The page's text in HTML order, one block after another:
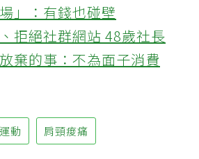
」：有錢也碰壁
拒絕社群網站 48歲社長
棄的事：不為面子消費
動 肩頸痠痛